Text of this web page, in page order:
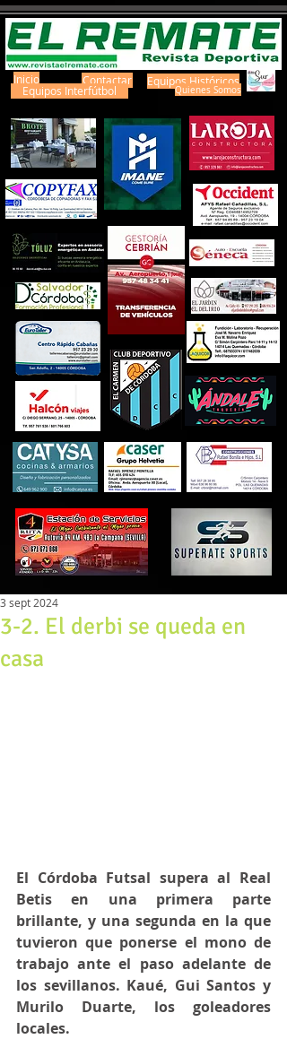
Inicio Contactar
Equipos Interfútbol
Equipos Históricos
Quienes Somos
3-2. El derbi se queda en
casa
3 sept 2024
El Córdoba Futsal supera al Real
Betis en una primera parte
brillante, y una segunda en la que
tuvieron que ponerse el mono de
trabajo ante el paso adelante de
los sevillanos. Kaué, Gui Santos y
Murilo Duarte, los goleadores
locales.